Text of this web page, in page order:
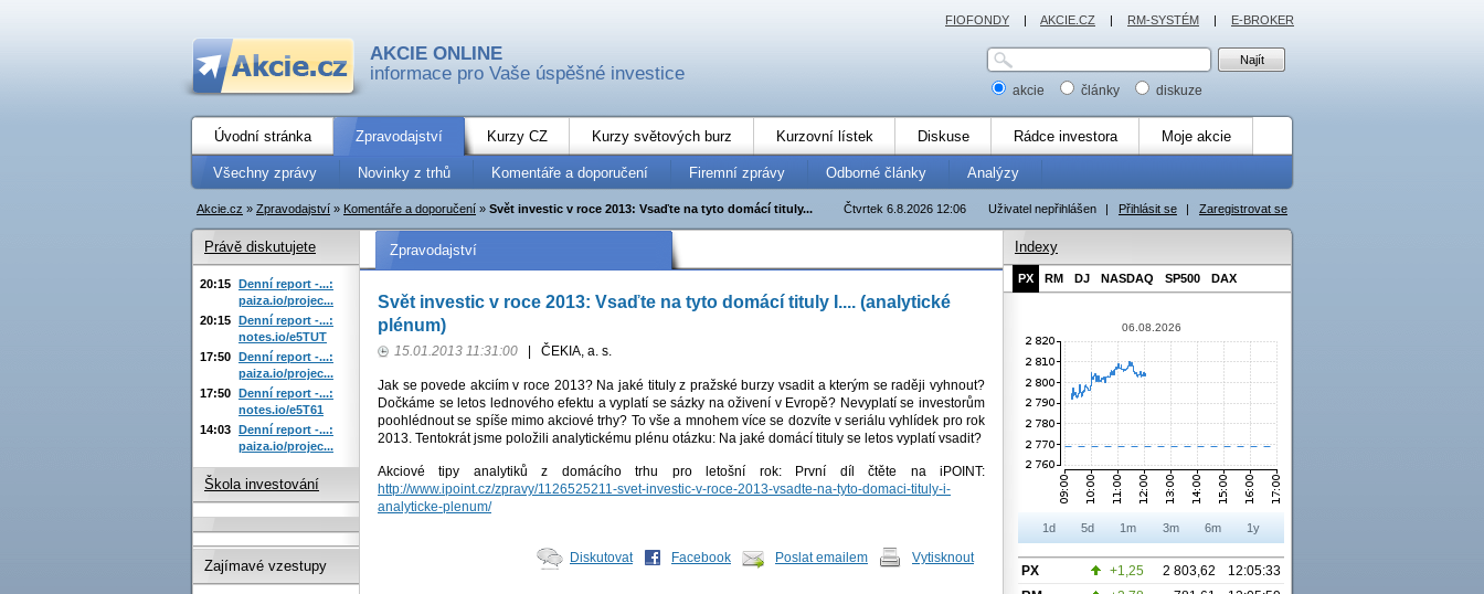
AKCIE ONLINE
informace pro Vaše úspěšné investice
akcie články diskuze
Úvodní stránka Zpravodajství Kurzy CZ Kurzy světových burz Kurzovní lístek Diskuse Rádce investora Moje akcie
Všechny zprávy Novinky z trhů Komentáře a doporučení Firemní zprávy Odborné články Analýzy
Uživatel nepřihlášen | Přihlásit se | Zaregistrovat se
Čtvrtek 6.8.2026 12:06
Akcie.cz » Zpravodajství » Komentáře a doporučení » Svět investic v roce 2013: Vsaďte na tyto domácí tituly...
Zpravodajství
Svět investic v roce 2013: Vsaďte na tyto domácí tituly I.... (analytické
plénum)
15.01.2013 11:31:00 ČEKIA, a. s.
Jak se povede akciím v roce 2013? Na jaké tituly z pražské burzy vsadit a kterým se raději vyhnout?
Dočkáme se letos lednového efektu a vyplatí se sázky na oživení v Evropě? Nevyplatí se investorům
poohlédnout se spíše mimo akciové trhy? To vše a mnohem více se dozvíte v seriálu vyhlídek pro rok
2013. Tentokrát jsme položili analytickému plénu otázku: Na jaké domácí tituly se letos vyplatí vsadit?
Akciové tipy analytiků z domácího trhu pro letošní rok: První díl čtěte na iPOINT:
http://www.ipoint.cz/zpravy/1126525211-svet-investic-v-roce-2013-vsadte-na-tyto-domaci-tituly-i-
analyticke-plenum/
Diskutovat Facebook Poslat emailem Vytisknout
Právě diskutujete
20:15 Denní report -...:
paiza.io/projec...
20:15 Denní report -...:
notes.io/e5TUT
17:50 Denní report -...:
paiza.io/projec...
17:50 Denní report -...:
notes.io/e5T61
14:03 Denní report -...:
paiza.io/projec...
Škola investování
Zajímavé vzestupy
Indexy
PX RM DJ NASDAQ SP500 DAX
06.08.2026
1d 5d 1m 3m 6m 1y
PX +1,25 2 803,62
12:05:33
FIOFONDY | AKCIE.CZ | RM-SYSTÉM | E-BROKER